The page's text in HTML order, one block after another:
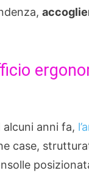
anni fa,
case,